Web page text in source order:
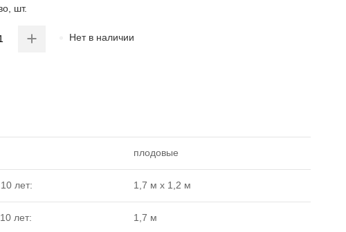
шт.
Нет в наличии
плодовые
лет: 1,7 м х 1,2 м
лет: 1,7 м